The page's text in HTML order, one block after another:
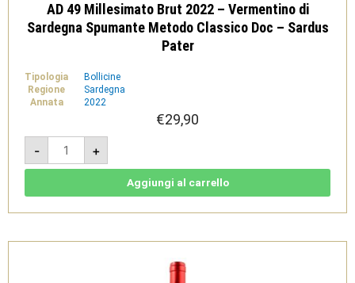
AD 49 Millesimato Brut 2022 – Vermentino di
Sardegna Spumante Metodo Classico Doc – Sardus
Pater
Tipologia
Bollicine
Regione
Sardegna
Annata
2022
€29,90
-
AD
Millesimato
Brut
di
Metodo
+
Aggiungi al carrello